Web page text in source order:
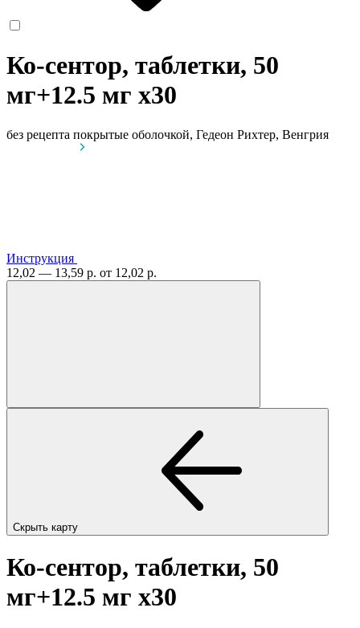
Ко-сентор, таблетки, 50
мг+12.5 мг x30
без рецепта покрытые оболочкой, Гедеон Рихтер, Венгрия
Инструкция
12,02 — 13,59 р. от 12,02 р.
Скрыть карту
Ко-сентор, таблетки, 50
мг+12.5 мг x30